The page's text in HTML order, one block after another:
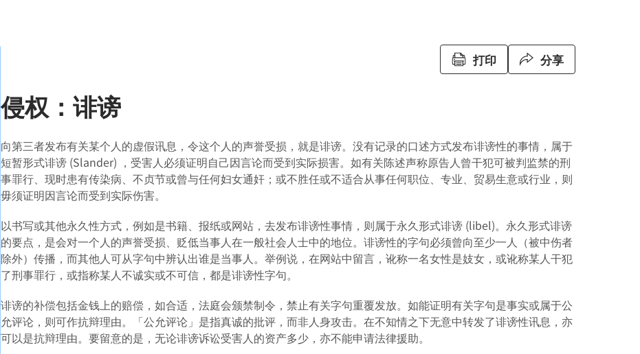
打印 分享
侵权：诽谤
向第三者发布有关某个人的虚假讯息，令这个人的声誉受损，就是诽谤。没有记录的口述方式发布诽谤性的事情，属于
短暂形式诽谤 (Slander) ，受害人必须证明自己因言论而受到实际损害。如有关陈述声称原告人曾干犯可被判监禁的刑
事罪行、现时患有传染病、不贞节或曾与任何妇女通奸；或不胜任或不适合从事任何职位、专业、贸易生意或行业，则
毋须证明因言论而受到实际伤害。
以书写或其他永久性方式，例如是书籍、报纸或网站，去发布诽谤性事情，则属于永久形式诽谤 (libel)。永久形式诽谤
的要点，是会对一个人的声誉受损、贬低当事人在一般社会人士中的地位。诽谤性的字句必须曾向至少一人（被中伤者
除外）传播，而其他人可从字句中辨认出谁是当事人。举例说，在网站中留言，讹称一名女性是妓女，或讹称某人干犯
了刑事罪行，或指称某人不诚实或不可信，都是诽谤性字句。
诽谤的补偿包括金钱上的赔偿，如合适，法庭会颁禁制令，禁止有关字句重覆发放。如能证明有关字句是事实或属于公
允评论，则可作抗辩理由。「公允评论」是指真诚的批评，而非人身攻击。在不知情之下无意中转发了诽谤性讯息，亦
可以是抗辩理由。要留意的是，无论诽谤诉讼受害人的资产多少，亦不能申请法律援助。